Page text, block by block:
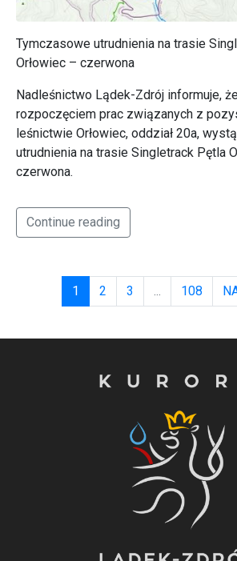
Tymczasowe utrudnienia na trasie
Orłowiec – czerwona
Nadleśnictwo Lądek-Zdrój informuje,
rozpoczęciem prac związanych z
leśnictwie Orłowiec, oddział 20a,
utrudnienia na trasie Singletrack Pętla
czerwona.
Continue reading
1 2 3 ... 108